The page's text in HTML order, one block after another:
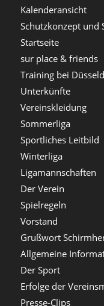
Kalenderansicht
Schutzkonzept und
Startseite
sur place & friends
Training bei
Unterkünfte
Vereinskleidung
Sommerliga
Sportliches Leitbild
Winterliga
Ligamannschaften
Der Verein
Spielregeln
Vorstand
Grußwort
Allgemeine
Der Sport
Erfolge der
Presse-Clips